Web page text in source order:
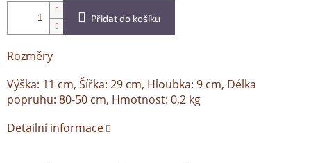
Přidat do košíku
Rozměry
Výška: 11 cm, Šířka: 29 cm, Hloubka: 9 cm, Délka
popruhu: 80-50 cm, Hmotnost: 0,2 kg
Detailní informace